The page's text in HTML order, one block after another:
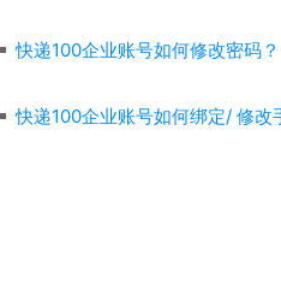
快递100企业账号如何修改密码？
快递100企业账号如何绑定/ 修改